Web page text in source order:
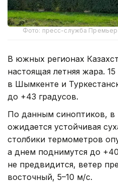
Фото: пресс-служба
В южных регионах
настоящая летняя жара.
в Шымкенте и
до +43 градусов.
По данным синоптиков,
ожидается устойчивая
столбики термометров
а днем поднимутся до
не предвидится, ветер
восточный, 5–10 м/с.